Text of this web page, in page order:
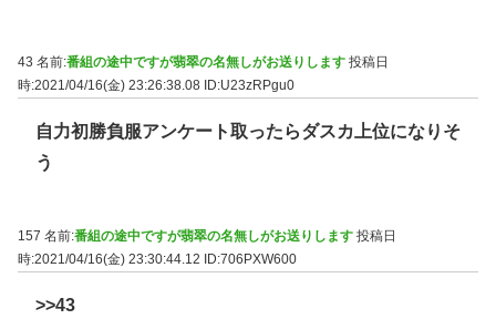
43 名前:番組の途中ですが翡翠の名無しがお送りします 投稿日
時:2021/04/16(金) 23:26:38.08 ID:U23zRPgu0
自力初勝負服アンケート取ったらダスカ上位になりそ
う
157 名前:番組の途中ですが翡翠の名無しがお送りします 投稿日
時:2021/04/16(金) 23:30:44.12 ID:706PXW600
>>43